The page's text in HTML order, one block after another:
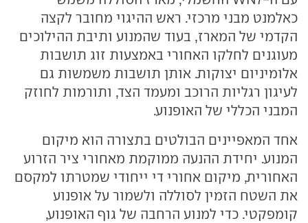
כאלמנט מבני מרכזי. ראש ההיגוי מחובר לקצה
הקדמי של המארז, בעוד שהמנוע ותיבת ההילוכים
מעוגנים לחלקו האחורי באמצעות זוג תושבות
אלומיניום יצוקות. אותן תושבות משמשות גם
לעיגון רגליות הרוכב ומעמד הצד, ותורמות לחוזק
המבני הכללי של האופנוע.
אחד המאפיינים הבולטים בתצורה הוא מיקום
המנוע. יחידת ההנעה ממוקמת מאחורי ציר הזרוע
האחורית, מיקום אחורי די ייחודי שמטרתו למקסם
את השטח הזמין לסוללה ולשמור על אופנוע
קומפקטי. כדי למנוע הרחבה של גוף האופנוע,